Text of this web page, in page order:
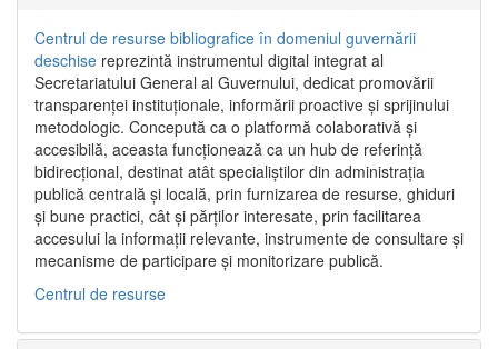
Centrul de resurse bibliografice în domeniul guvernării
deschise reprezintă instrumentul digital integrat al
Secretariatului General al Guvernului, dedicat promovării
transparenței instituționale, informării proactive și sprijinului
metodologic. Concepută ca o platformă colaborativă și
accesibilă, aceasta funcționează ca un hub de referință
bidirecțional, destinat atât specialiștilor din administrația
publică centrală și locală, prin furnizarea de resurse, ghiduri
și bune practici, cât și părților interesate, prin facilitarea
accesului la informații relevante, instrumente de consultare și
mecanisme de participare și monitorizare publică.
Centrul de resurse